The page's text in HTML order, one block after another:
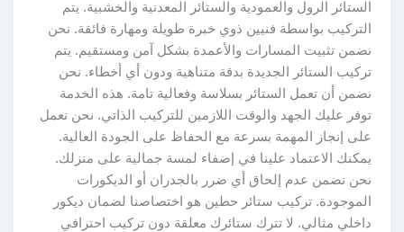
الستائر الرول والعمودية والستائر المعدنية والخشبية. يتم
التركيب بواسطة فنيين ذوي خبرة طويلة ومهارة فائقة. نحن
نضمن تثبيت المسارات والأعمدة بشكل آمن ومستقيم. يتم
تركيب الستائر الجديدة بدقة متناهية ودون أي أخطاء. نحن
نضمن أن تعمل الستائر بسلاسة وفعالية تامة. هذه الخدمة
توفر عليك الجهد والوقت اللازمين للتركيب الذاتي. نحن نعمل
على إنجاز المهمة بسرعة مع الحفاظ على الجودة العالية.
يمكنك الاعتماد علينا في إضفاء لمسة جمالية على منزلك.
نحن نضمن عدم إلحاق أي ضرر بالجدران أو الديكورات
الموجودة. تركيب ستائر حطين هو اختصاصنا لضمان ديكور
داخلي مثالي. لا تترك ستائرك معلقة دون تركيب احترافي